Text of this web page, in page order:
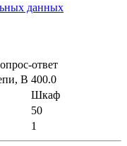
данных
ответ
В 400.0
Шкаф
50
1